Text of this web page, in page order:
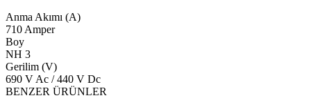
Anma Akımı (A)
710 Amper
Boy
NH 3
Gerilim (V)
690 V Ac / 440 V Dc
BENZER ÜRÜNLER